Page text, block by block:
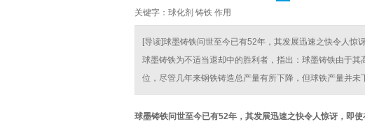
关键字：球化剂 铸铁 作用
[导读]球墨铸铁问世至今已有52年，其发展迅速之快令人
球墨铸铁为不适当退却中的胜利者，指出：球墨铸铁由于
位，尽管几年来钢铁铸造总产量有所下降，但球铁产量并未
球墨铸铁问世至今已有52年，其发展迅速之快令人惊讶，即